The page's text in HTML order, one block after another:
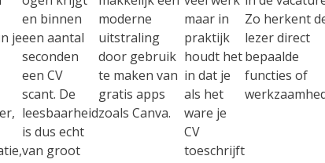
je
en binnen
een aantal
seconden
een CV
scant. De
leesbaarheid
is dus echt
van groot
moderne
uitstraling
door gebruik
te maken van
gratis apps
zoals Canva.
maar in
praktijk
houdt het
in dat je
als het
ware je
CV
toeschrijft
Zo herkent
lezer direct
bepaalde
functies of